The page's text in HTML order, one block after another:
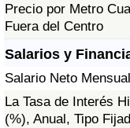
Precio por Metro
Fuera del Centro
Salarios y
Salario Neto
La Tasa de Interés
(%), Anual, Tipo
Índice de
Índice de
Sanidad